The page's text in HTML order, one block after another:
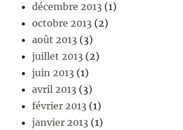
décembre 2013 (1)
octobre 2013 (2)
août 2013 (3)
juillet 2013 (2)
juin 2013 (1)
avril 2013 (3)
février 2013 (1)
janvier 2013 (1)